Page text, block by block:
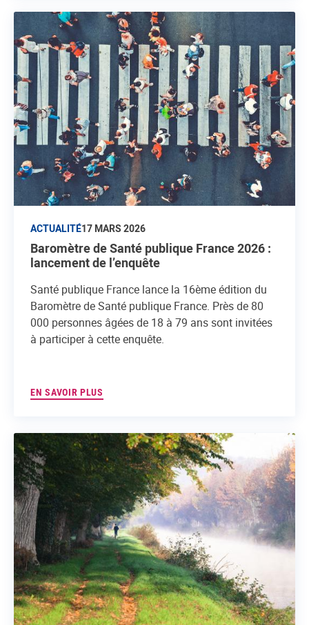
ACTUALITÉ17 MARS 2026
Baromètre de Santé publique France 2026 :
lancement de l’enquête
Santé publique France lance la 16ème édition du
Baromètre de Santé publique France. Près de 80
000 personnes âgées de 18 à 79 ans sont invitées
à participer à cette enquête.
EN SAVOIR PLUS